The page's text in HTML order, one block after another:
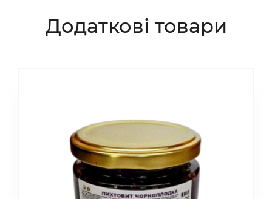
Додаткові товари